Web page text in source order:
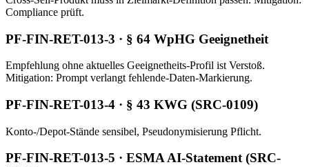
Compliance prüft.
PF-FIN-RET-013-3 · § 64 WpHG Geeignetheit
Empfehlung ohne aktuelles Geeignetheits-Profil ist Verstoß.
Mitigation: Prompt verlangt fehlende-Daten-Markierung.
PF-FIN-RET-013-4 · § 43 KWG (SRC-0109)
Konto-/Depot-Stände sensibel, Pseudonymisierung Pflicht.
PF-FIN-RET-013-5 · ESMA AI-Statement (SRC-